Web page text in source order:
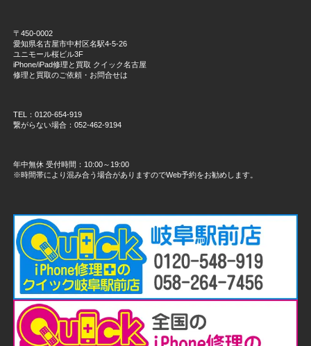
〒450-0002
愛知県名古屋市中村区名駅4-5-26
ユニモール桜ビル3F
iPhone/iPad修理と買取 クイック名古屋
修理と買取のご依頼・お問合せは
TEL：0120-654-919
繋がらない場合：052-462-9194
年中無休 受付時間：10:00～19:00
※時間帯により混み合う場合がありますのでWeb予約をお勧めします。